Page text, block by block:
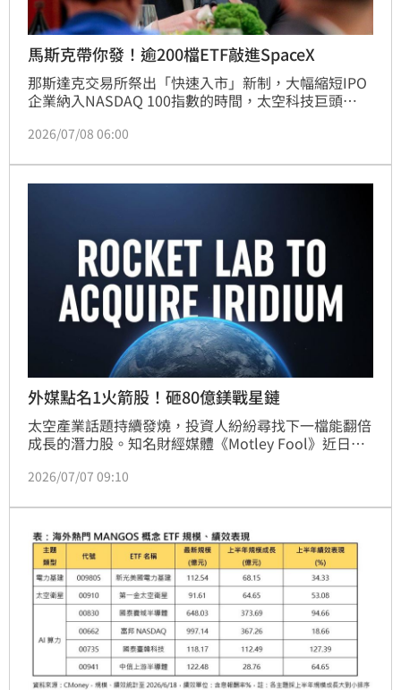
馬斯克帶你發！逾200檔ETF敲進SpaceX
那斯達克交易所祭出「快速入市」新制，大幅縮短IPO
企業納入NASDAQ 100指數的時間，太空科技巨頭
200檔追蹤該指數的ETF被迫調整持股，龐大的被動式
未來AI獨角獸如OpenAI等也有望受惠此機制快速納入
指數。投資人可透過中信NASDAQ（009800）等相關
定期定額策略長期布局，是掌握這波科技與太空產業爆
發成長的最佳敲門磚。
2026/07/08 06:00
外媒點名1火箭股！砸80億鎂戰星鏈
太空產業話題持續發燒，投資人紛紛尋找下一檔能翻倍
成長的潛力股。知名財經媒體《Motley Fool》近日發
這檔太空股有望成為全球首富馬斯克（Elon Musk）旗
是否還來得及搭上這班財富列車？
2026/07/07 09:10